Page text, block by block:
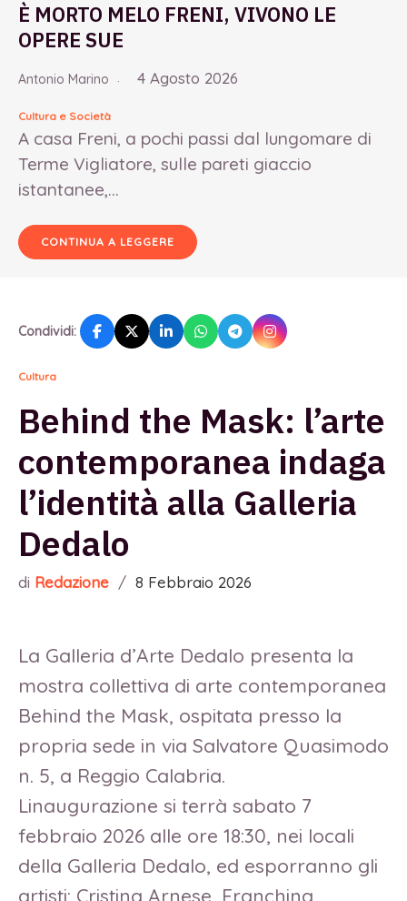
È MORTO MELO FRENI, VIVONO LE
OPERE SUE
Antonio Marino 4 Agosto 2026
Cultura e Società
A casa Freni, a pochi passi dal lungomare di
Terme Vigliatore, sulle pareti giaccio
istantanee,...
CONTINUA A LEGGERE
Condividi:
Cultura
Behind the Mask: l’arte
contemporanea indaga
l’identità alla Galleria
Dedalo
di Redazione / 8 Febbraio 2026
La Galleria d’Arte Dedalo presenta la
mostra collettiva di arte contemporanea
Behind the Mask, ospitata presso la
propria sede in via Salvatore Quasimodo
n. 5, a Reggio Calabria.
Linaugurazione si terrà sabato 7
febbraio 2026 alle ore 18:30, nei locali
della Galleria Dedalo, ed esporranno gli
artisti: Cristina Arnese, Franchina